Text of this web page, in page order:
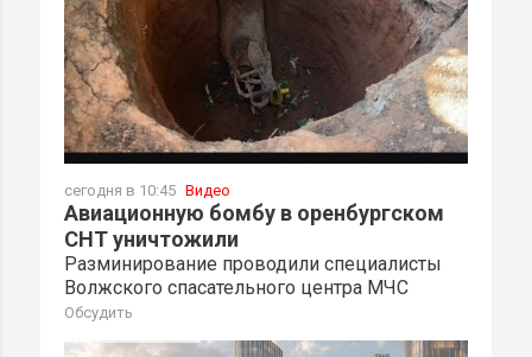
сегодня в 10:45 Видео
Авиационную бомбу в оренбургском
СНТ уничтожили
Разминирование проводили специалисты
Волжского спасательного центра МЧС
Обсудить